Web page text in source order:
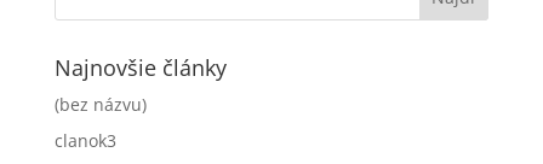
Najnovšie články
(bez názvu)
clanok3